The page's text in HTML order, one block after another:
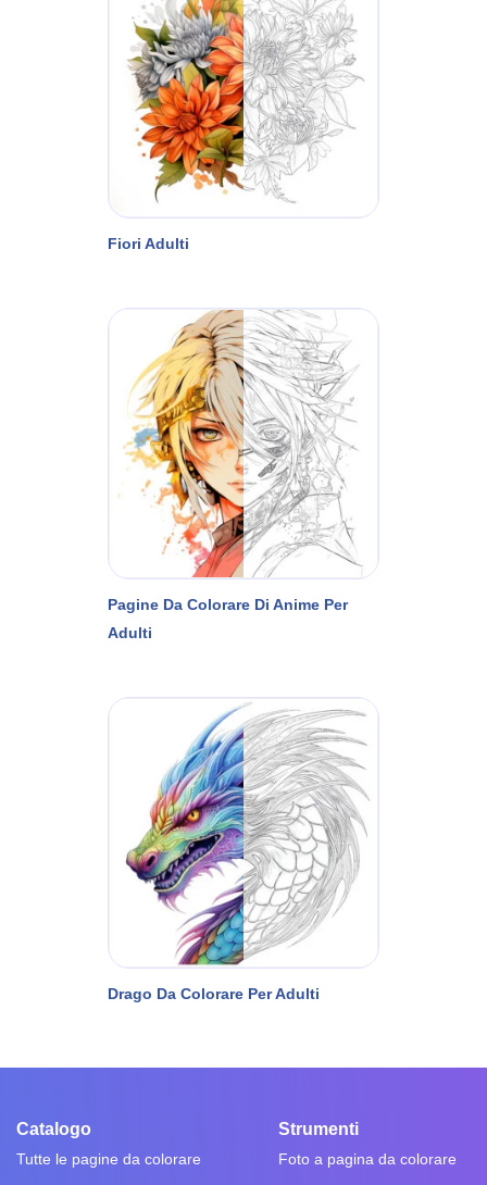
Fiori Adulti
Pagine Da Colorare Di Anime Per
Adulti
Drago Da Colorare Per Adulti
Catalogo
Tutte le pagine da colorare
Strumenti
Foto a pagina da colorare